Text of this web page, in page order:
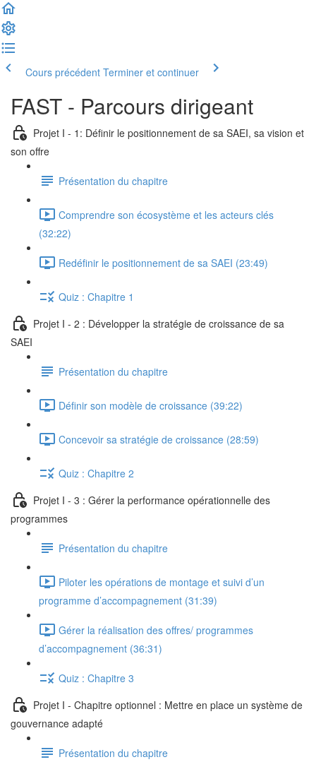
Cours précédent Terminer et continuer
FAST - Parcours dirigeant
Projet I - 1: Définir le positionnement de sa SAEI, sa vision et
son offre
Présentation du chapitre
Comprendre son écosystème et les acteurs clés
(32:22)
Redéfinir le positionnement de sa SAEI (23:49)
Quiz : Chapitre 1
Projet I - 2 : Développer la stratégie de croissance de sa
SAEI
Présentation du chapitre
Définir son modèle de croissance (39:22)
Concevoir sa stratégie de croissance (28:59)
Quiz : Chapitre 2
Projet I - 3 : Gérer la performance opérationnelle des
programmes
Présentation du chapitre
Piloter les opérations de montage et suivi d’un
programme d’accompagnement (31:39)
Gérer la réalisation des offres/ programmes
d’accompagnement (36:31)
Quiz : Chapitre 3
Projet I - Chapitre optionnel : Mettre en place un système de
gouvernance adapté
Présentation du chapitre